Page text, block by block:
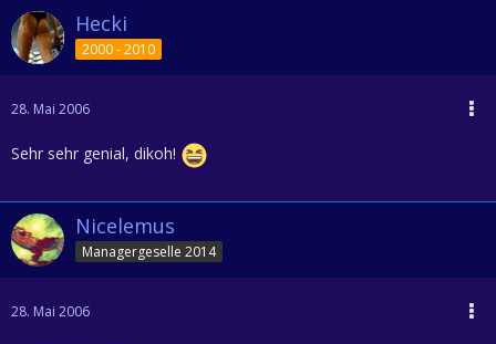
Hecki
2000 - 2010
28. Mai 2006
Sehr sehr genial, dikoh!
Nicelemus
Managergeselle 2014
28. Mai 2006